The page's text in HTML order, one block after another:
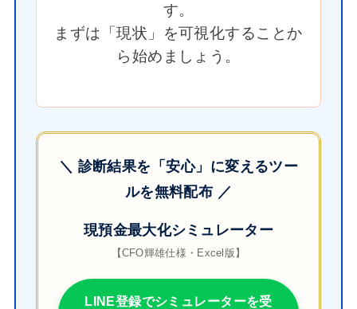
す。
まずは「現状」を可視化することか
ら始めましょう。
＼ 診断結果を「安心」に変えるツー
ルを無料配布 ／
現預金最大化シミュレーター
【CFO輝雄仕様・Excel版】
LINE登録でシミュレーターを受